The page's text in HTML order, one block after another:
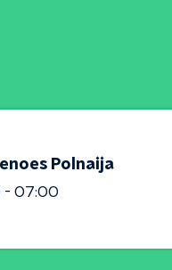
Polnaija
- 07:00